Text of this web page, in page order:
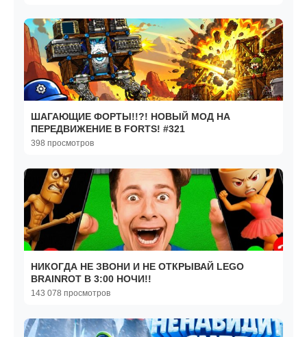
ШАГАЮЩИЕ ФОРТЫ!!?! НОВЫЙ МОД НА
ПЕРЕДВИЖЕНИЕ В FORTS! #321
398 просмотров
НИКОГДА НЕ ЗВОНИ И НЕ ОТКРЫВАЙ LEGO
BRAINROT В 3:00 НОЧИ!!
143 078 просмотров